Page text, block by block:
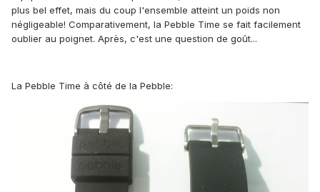
plus bel effet, mais du coup l'ensemble atteint un poids non
négligeable! Comparativement, la Pebble Time se fait facilement
oublier au poignet. Après, c'est une question de goût...
La Pebble Time à côté de la Pebble: